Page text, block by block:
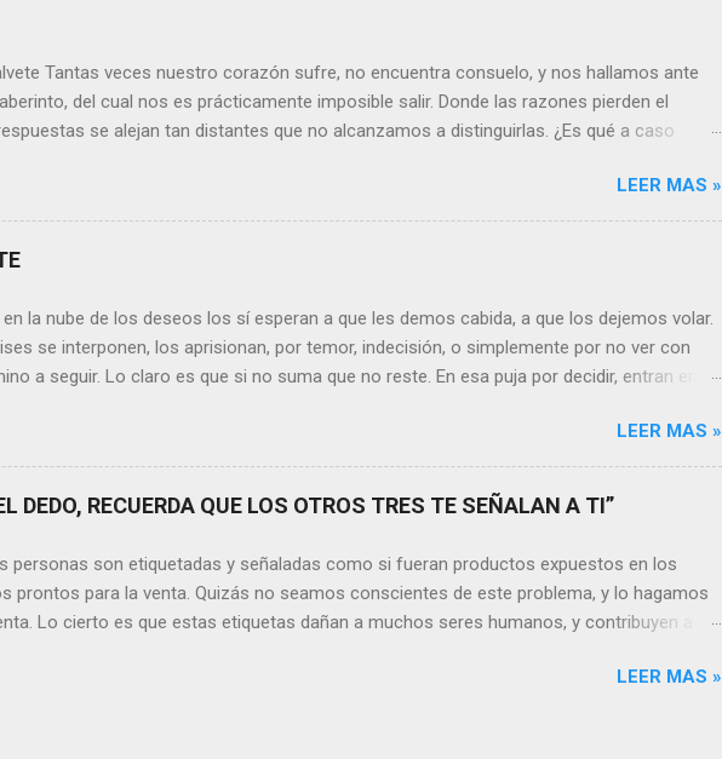
Tantas veces nuestro corazón sufre, no encuentra consuelo, y nos hallamos ante
del cual nos es prácticamente imposible salir. Donde las razones pierden el
se alejan tan distantes que no alcanzamos a distinguirlas. ¿Es qué a caso
que sí a esta pregunta. Por otra parte, si nos ponemos a pensar en algún
vida todos hemos sufrido por causa de una persona. Entonces ¿cómo encarar el dolor?
sobre la frase de Gabriel García Márquez que dice que “ninguna persona merece tus
que su mirada nos realce, pues los ojos del amor tienen esa virtud de embellecer...
LEER MAS »
la nube de los deseos los sí esperan a que les demos cabida, a que los dejemos volar.
se interponen, los aprisionan, por temor, indecisión, o simplemente por no ver con
a seguir. Lo claro es que si no suma que no reste. En esa puja por decidir, entran en
si agregan algo , si aportan de alguna forma a nuestro día a día, y lo más importante es
tiempo o energía, elementos que en la medida que pasa la vida se hacen más
Evidentemente, de lo malo, de lo difícil es donde más aprendemos, porque desde
fortalecemos, y resurgimos como el Ave Fénix. Sin embargo, está en cada uno no
cada momento sea irrepetible y mágico. Quizás aquí radique la mayor dificultad, por...
LEER MAS »
DEDO, RECUERDA QUE LOS OTROS TRES TE SEÑALAN A TI”
personas son etiquetadas y señaladas como si fueran productos expuestos en los
prontos para la venta. Quizás no seamos conscientes de este problema, y lo hagamos
Lo cierto es que estas etiquetas dañan a muchos seres humanos, y contribuyen a la
comienzos de la Humanidad, lo que llama la atención es que en la actualidad dado los
LEER MAS »